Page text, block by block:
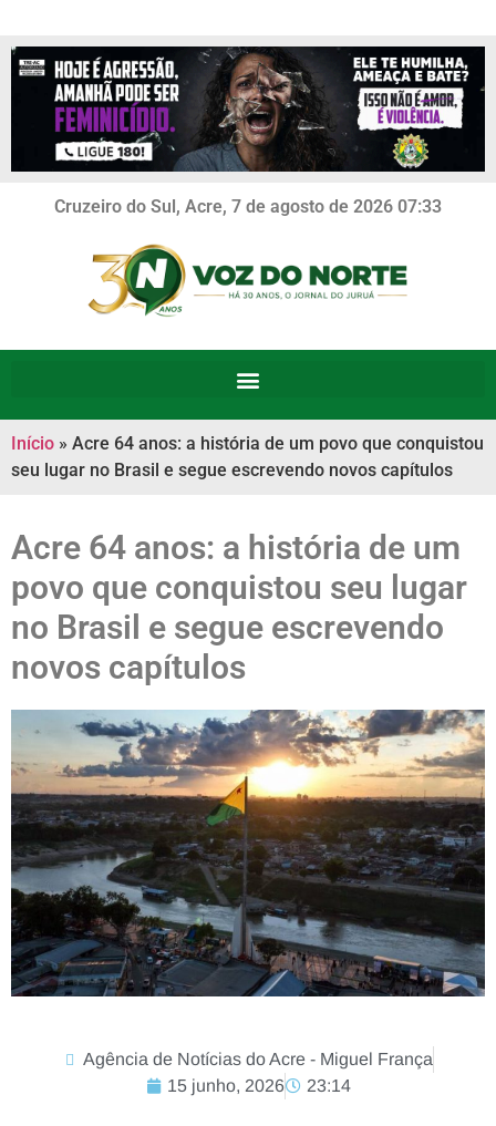
Cruzeiro do Sul, Acre, 7 de agosto de 2026 07:33
Início » Acre 64 anos: a história de um povo que conquistou
seu lugar no Brasil e segue escrevendo novos capítulos
Acre 64 anos: a história de um
povo que conquistou seu lugar
no Brasil e segue escrevendo
novos capítulos
Agência de Notícias do Acre - Miguel França
15 junho, 2026
23:14